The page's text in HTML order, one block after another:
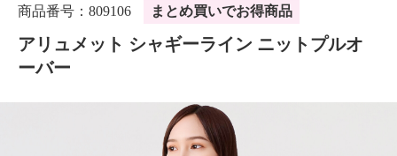
商品番号：809106 まとめ買いでお得商品
アリュメット シャギーライン ニットプルオ
ーバー